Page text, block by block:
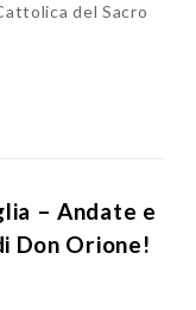
del Sacro
– Andate e
Don Orione!